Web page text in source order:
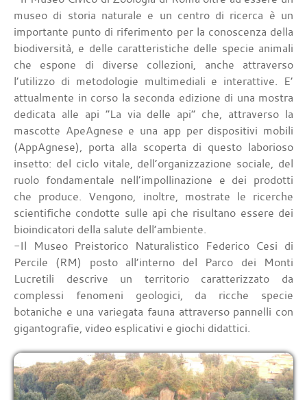
museo di storia naturale e un centro di ricerca è un
importante punto di riferimento per la conoscenza della
biodiversità, e delle caratteristiche delle specie animali
che espone di diverse collezioni, anche attraverso
l’utilizzo di metodologie multimediali e interattive. E’
attualmente in corso la seconda edizione di una mostra
dedicata alle api “La via delle api” che, attraverso la
mascotte ApeAgnese e una app per dispositivi mobili
(AppAgnese), porta alla scoperta di questo laborioso
insetto: del ciclo vitale, dell’organizzazione sociale, del
ruolo fondamentale nell’impollinazione e dei prodotti
che produce. Vengono, inoltre, mostrate le ricerche
scientifiche condotte sulle api che risultano essere dei
bioindicatori della salute dell’ambiente.
-Il Museo Preistorico Naturalistico Federico Cesi di
Percile (RM) posto all’interno del Parco dei Monti
Lucretili descrive un territorio caratterizzato da
complessi fenomeni geologici, da ricche specie
botaniche e una variegata fauna attraverso pannelli con
gigantografie, video esplicativi e giochi didattici.